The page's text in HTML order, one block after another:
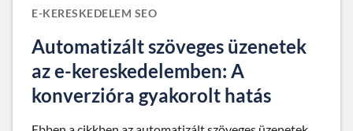
E-KERESKEDELEM SEO
Automatizált szöveges üzenetek
az e-kereskedelemben: A
konverzióra gyakorolt hatás